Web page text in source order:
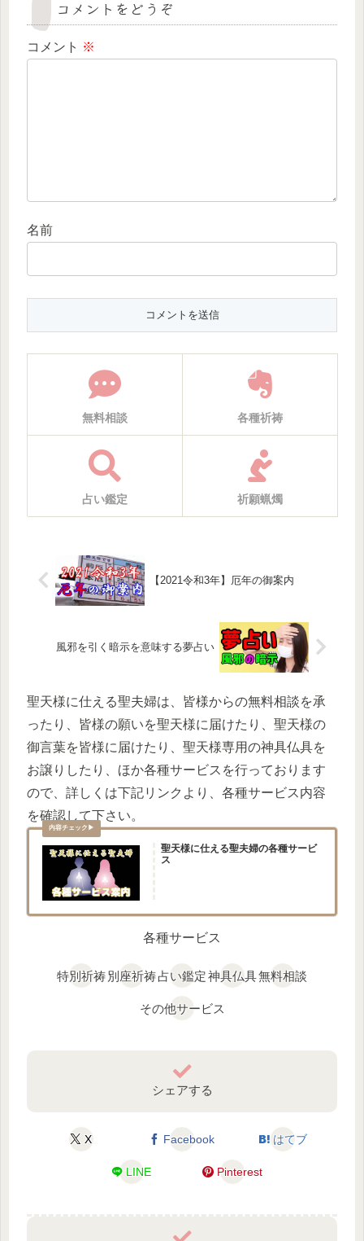
コメントをどうぞ
コメント ※
名前
無料相談 各種祈祷
占い鑑定 祈願蝋燭
【2021令和3年】厄年の御案内
風邪を引く暗示を意味する夢占い
聖天様に仕える聖夫婦は、皆様からの無料相談を承
ったり、皆様の願いを聖天様に届けたり、聖天様の
御言葉を皆様に届けたり、聖天様専用の神具仏具を
お譲りしたり、ほか各種サービスを行っております
ので、詳しくは下記リンクより、各種サービス内容
を確認して下さい。
聖天様に仕える聖夫婦の各種サービ
ス
各種サービス
特別祈祷別座祈祷占い鑑定神具仏具無料相談
その他サービス
シェアする
X Facebook はてブ
LINE Pinterest